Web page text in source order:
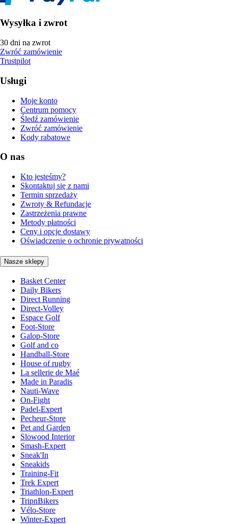
Wysyłka i zwrot
30 dni na zwrot
Zwróć zamówienie
Trustpilot
Usługi
Moje konto
Centrum pomocy
Śledź zamówienie
Zwróć zamówienie
Kody rabatowe
O nas
Kto jesteśmy?
Skontaktuj się z nami
Termin sprzedaży
Zwroty & Refundacje
Zastrzeżenia prawne
Metody płatności
Ceny i opcje dostawy
Oświadczenie o ochronie prywatności
Nasze sklepy
Basket Center
Daily Bikers
Direct Running
Direct-Volley
Espace Golf
Foot-Store
Galop-Store
Golf and co
Handball-Store
House of rugby
La sellerie de Maé
Made in Paradis
Nauti-Wave
On-Fight
Padel-Expert
Pecheur-Store
Pet and Garden
Slowood Interior
Smash-Expert
Sneak'In
Sneakids
Training-Fit
Trek Expert
Triathlon-Expert
TripnBikers
Vélo-Store
Winter-Expert